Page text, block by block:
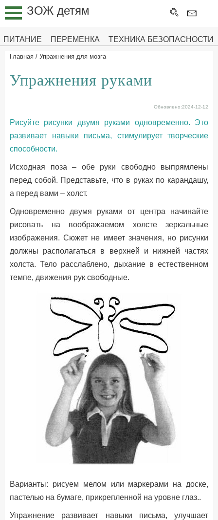
ЗОЖ детям
ПИТАНИЕ ПЕРЕМЕНКА ТЕХНИКА БЕЗОПАСНОСТИ
ПИТАНИЕ
ГИМНАСТИКА
ДЛЯ
МОЗГА
ПЕРЕМЕНКА
РАСТЕМ
ЗДОРОВЫМИ
Главная / Упражнения для мозга
Упражнения руками
Обновлено:2024-12-12
Рисуйте рисунки двумя руками одновременно. Это
развивает навыки письма, стимулирует творческие
способности.
Исходная поза – обе руки свободно выпрямлены
перед собой. Представьте, что в руках по карандашу,
а перед вами – холст.
Одновременно двумя руками от центра начинайте
рисовать на воображаемом холсте зеркальные
изображения. Сюжет не имеет значения, но рисунки
должны располагаться в верхней и нижней частях
холста. Тело расслаблено, дыхание в естественном
темпе, движения рук свободные.
Варианты: рисуем мелом или маркерами на доске,
пастелью на бумаге, прикрепленной на уровне глаз..
Упражнение развивает навыки письма, улучшает